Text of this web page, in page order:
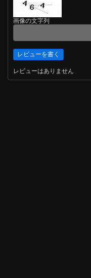
画像の文字列
レビューはありません